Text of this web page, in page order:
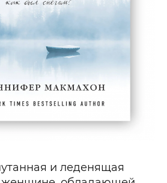
и леденящая